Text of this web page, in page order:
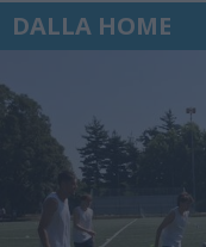
DALLA HOME